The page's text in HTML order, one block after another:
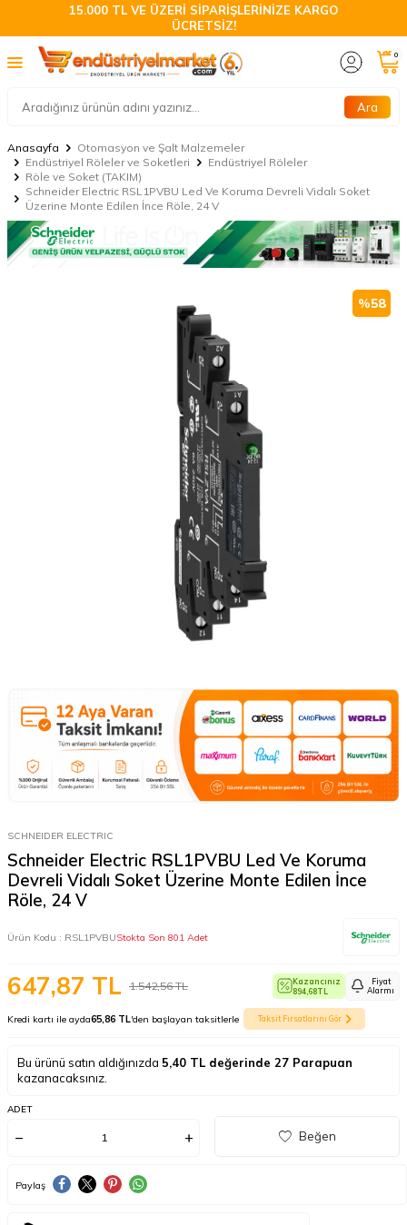
15.000 TL VE ÜZERİ SİPARİŞLERİNİZE KARGO
ÜCRETSİZ!
Ara
0
Anasayfa
Otomasyon ve Şalt Malzemeler
Endüstriyel Röleler ve Soketleri
Endüstriyel Röleler
Röle ve Soket (TAKIM)
Schneider Electric RSL1PVBU Led Ve Koruma Devreli Vidalı Soket
Üzerine Monte Edilen İnce Röle, 24 V
%58
SCHNEIDER ELECTRIC
Schneider Electric RSL1PVBU Led Ve Koruma
Devreli Vidalı Soket Üzerine Monte Edilen İnce
Röle, 24 V
Ürün Kodu : RSL1PVBUStokta Son 801 Adet
1.542,56TL
647,87 TL
Kazancınız
894,68TL
Fiyat
Alarmı
Kredi kartı ile ayda65,86 TL'den başlayan taksitlerle Taksit Fırsatlarını Gör
Bu ürünü satın aldığınızda 5,40 TL değerinde 27 Parapuan
kazanacaksınız.
ADET
Beğen
Paylaş